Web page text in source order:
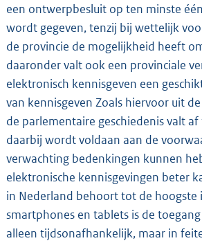
een ontwerpbesluit op ten minste
wordt gegeven, tenzij bij wettelijk
de provincie de mogelijkheid heeft
daaronder valt ook een provinciale
elektronisch kennisgeven een
van kennisgeven Zoals hiervoor uit
de parlementaire geschiedenis valt
daarbij wordt voldaan aan de
verwachting bedenkingen kunnen
elektronische kennisgevingen beter
in Nederland behoort tot de
smartphones en tablets is de
alleen tijdsonafhankelijk, maar in